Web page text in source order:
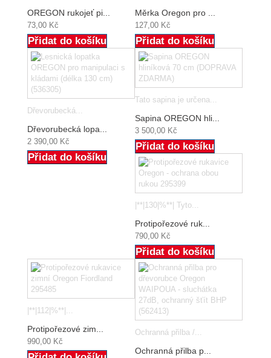
OREGON rukojeť pi...
73,00 Kč
Přidat do košíku
Měrka Oregon pro ...
127,00 Kč
Přidat do košíku
Dřevorubecká...
Dřevorubecká lopa...
2 390,00 Kč
Přidat do košíku
Tato sapina je určena...
Sapina OREGON hli...
3 500,00 Kč
Přidat do košíku
|**|130|%**| Tyto...
Protipořezové ruk...
790,00 Kč
Přidat do košíku
|**|112|%**|...
Protipořezové zim...
990,00 Kč
Ochranná přilba /...
Ochranná přilba p...